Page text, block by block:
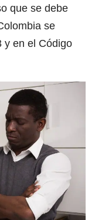
que se debe
se
y en el Código